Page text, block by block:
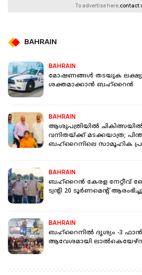
To advertise here,contact
BAHRAIN
BAHRAIN
മോഷണങ്ങൾ തടയുക
ശക്തമാക്കാൻ ബഹ്റൈൻ
BAHRAIN
ആശുപത്രിയിൽ
വനിതയ്ക്ക് മടക്കയാത്ര;
ബഹ്റൈനിലെ സാമൂഹിക
BAHRAIN
ബഹ്‌റൈൻ കേരള നേറ്റീവ്
ട്വന്റി 20 ടൂർണമെന്റ്
BAHRAIN
ബഹ്റൈനില്‍ ദൃശ്യം -3
ആവേശമായി